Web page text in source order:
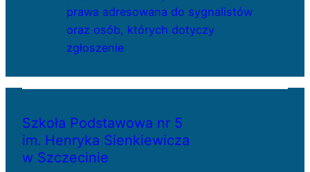
prawa adresowana do sygnalistów
oraz osób, których dotyczy
zgłoszenie
Szkoła Podstawowa nr 5
im. Henryka Sienkiewicza
w Szczecinie